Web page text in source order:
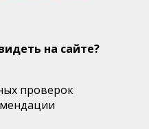
на сайте?
проверок